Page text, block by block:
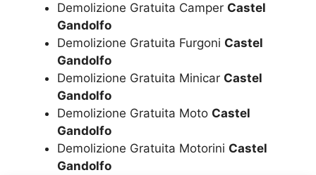
Demolizione Gratuita Camper Castel
Gandolfo
Demolizione Gratuita Furgoni Castel
Gandolfo
Demolizione Gratuita Minicar Castel
Gandolfo
Demolizione Gratuita Moto Castel
Gandolfo
Demolizione Gratuita Motorini Castel
Gandolfo